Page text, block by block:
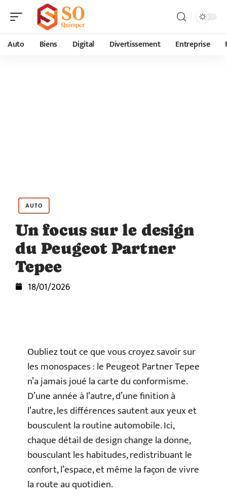
Auto Biens Digital Divertissement Entreprise
AUTO
Un focus sur le design
du Peugeot Partner
Tepee
18/01/2026
Oubliez tout ce que vous croyez savoir sur
les monospaces : le Peugeot Partner Tepee
n’a jamais joué la carte du conformisme.
D’une année à l’autre, d’une finition à
l’autre, les différences sautent aux yeux et
bousculent la routine automobile. Ici,
chaque détail de design change la donne,
bousculant les habitudes, redistribuant le
confort, l’espace, et même la façon de vivre
la route au quotidien.